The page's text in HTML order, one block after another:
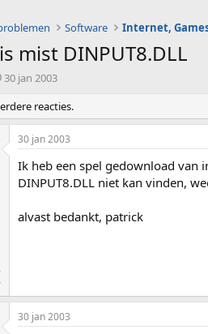
Software Internet,
mist DINPUT8.DLL
S
a
r
d
30 jan 2003
reacties.
30 jan 2003
Ik heb een spel gedownload van
DINPUT8.DLL niet kan vinden,
alvast bedankt, patrick
30 jan 2003